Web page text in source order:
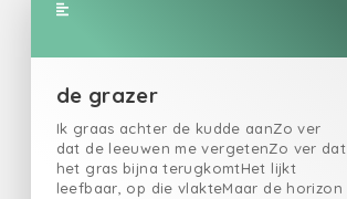
de grazer
Ik graas achter de kudde aanZo ver
dat de leeuwen me vergetenZo ver dat
het gras bijna terugkomtHet lijkt
leefbaar, op die vlakteMaar de horizon